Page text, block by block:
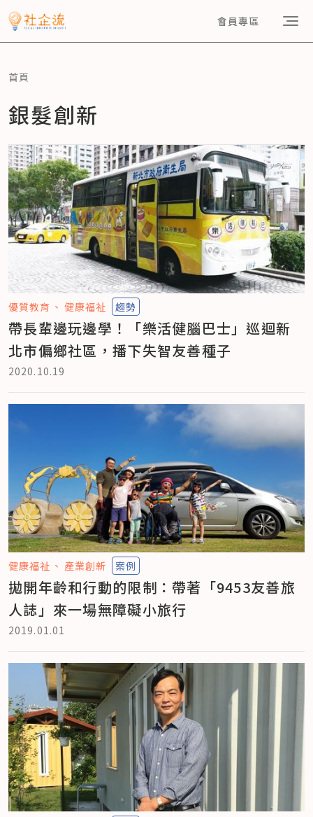
會員專區
首頁
銀髮創新
優質教育 健康福祉 趨勢
帶長輩邊玩邊學！「樂活健腦巴士」巡迴新
北市偏鄉社區，播下失智友善種子
2020.10.19
健康福祉 產業創新 案例
拋開年齡和行動的限制：帶著「9453友善旅
人誌」來一場無障礙小旅行
2019.01.01